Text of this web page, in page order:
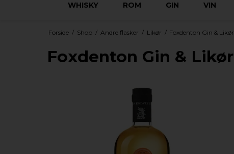
WHISKY ROM GIN VIN
Forside / Shop / Andre flasker / Likør / Foxdenton Gin & Likør
Foxdenton Gin & Likør